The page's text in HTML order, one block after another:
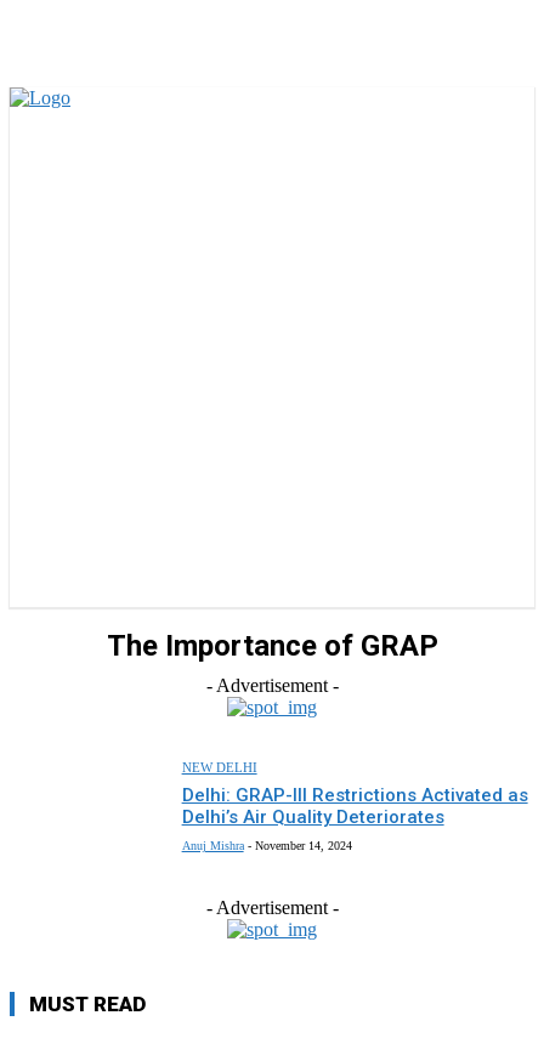
The Importance of GRAP
- Advertisement -
NEW DELHI
Delhi: GRAP-III Restrictions Activated as
Delhi’s Air Quality Deteriorates
Anuj Mishra - November 14, 2024
- Advertisement -
MUST READ